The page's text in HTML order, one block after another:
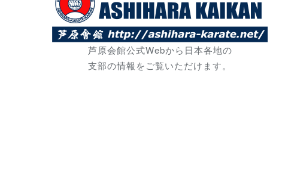
芦原会館公式Webから日本各地の
支部の情報をご覧いただけます。